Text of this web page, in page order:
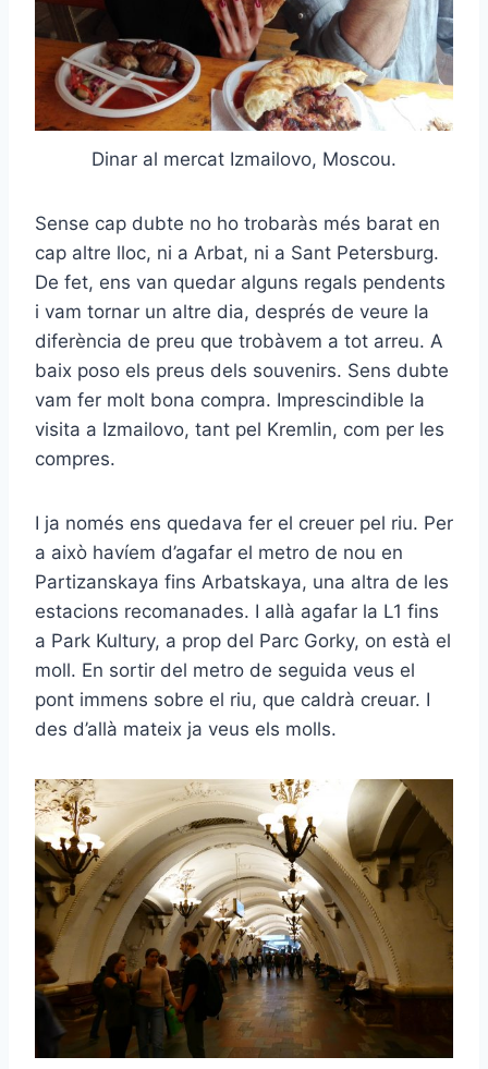
Dinar al mercat Izmailovo, Moscou.
Sense cap dubte no ho trobaràs més barat en
cap altre lloc, ni a Arbat, ni a Sant Petersburg.
De fet, ens van quedar alguns regals pendents
i vam tornar un altre dia, després de veure la
diferència de preu que trobàvem a tot arreu. A
baix poso els preus dels souvenirs. Sens dubte
vam fer molt bona compra. Imprescindible la
visita a Izmailovo, tant pel Kremlin, com per les
compres.
I ja només ens quedava fer el creuer pel riu. Per
a això havíem d’agafar el metro de nou en
Partizanskaya fins Arbatskaya, una altra de les
estacions recomanades. I allà agafar la L1 fins
a Park Kultury, a prop del Parc Gorky, on està el
moll. En sortir del metro de seguida veus el
pont immens sobre el riu, que caldrà creuar. I
des d’allà mateix ja veus els molls.